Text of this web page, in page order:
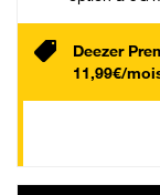
Deezer
11,99€/